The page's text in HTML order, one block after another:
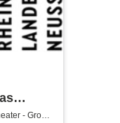
- Große